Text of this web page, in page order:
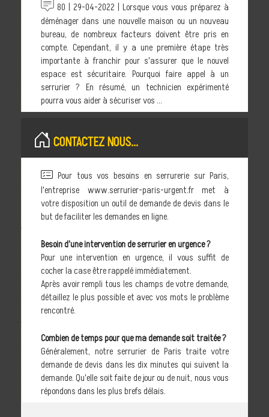
80 | 29-04-2022 | Lorsque vous vous préparez à
déménager dans une nouvelle maison ou un nouveau
bureau, de nombreux facteurs doivent être pris en
compte. Cependant, il y a une première étape très
importante à franchir pour s'assurer que le nouvel
espace est sécuritaire. Pourquoi faire appel à un
serrurier ? En résumé, un technicien expérimenté
pourra vous aider à sécuriser vos ...
CONTACTEZ NOUS...
Pour tous vos besoins en serrurerie sur Paris,
l'entreprise www.serrurier-paris-urgent.fr met à
votre disposition un outil de demande de devis dans le
but de faciliter les demandes en ligne.
Besoin d'une intervention de serrurier en urgence ?
Pour une intervention en urgence, il vous suffit de
cocher la case être rappelé immédiatement.
Après avoir rempli tous les champs de votre demande,
détaillez le plus possible et avec vos mots le problème
rencontré.
Combien de temps pour que ma demande soit traitée ?
Généralement, notre serrurier de Paris traite votre
demande de devis dans les dix minutes qui suivent la
demande. Qu'elle soit faite de jour ou de nuit, nous vous
répondons dans les plus brefs délais.